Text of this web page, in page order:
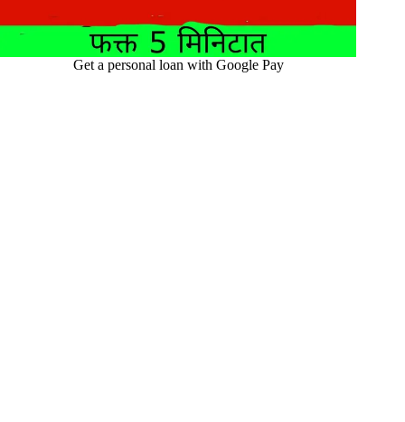
Get a personal loan with Google Pay